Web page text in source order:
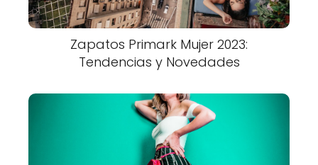
Zapatos Primark Mujer 2023:
Tendencias y Novedades